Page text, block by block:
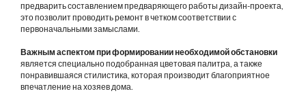
предварить составлением предваряющего работы дизайн-проекта,
это позволит проводить ремонт в четком соответствии с
первоначальными замыслами.
Важным аспектом при формировании необходимой обстановки
является специально подобранная цветовая палитра, а также
понравившаяся стилистика, которая производит благоприятное
впечатление на хозяев дома.